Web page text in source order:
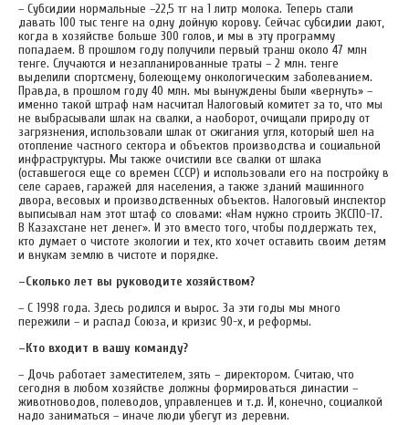
– Субсидии нормальные –22,5 тг на 1 литр молока. Теперь стали
давать 100 тыс тенге на одну дойную корову. Сейчас субсидии дают,
когда в хозяйстве больше 300 голов, и мы в эту программу
попадаем. В прошлом году получили первый транш около 47 млн
тенге. Случаются и незапланированные траты – 2 млн. тенге
выделили спортсмену, болеющему онкологическим заболеванием.
Правда, в прошлом году 40 млн. мы вынуждены были «вернуть» –
именно такой штраф нам насчитал Налоговый комитет за то, что мы
не выбрасывали шлак на свалки, а наоборот, очищали природу от
загрязнения, использовали шлак от сжигания угля, который шел на
отопление частного сектора и объектов производства и социальной
инфраструктуры. Мы также очистили все свалки от шлака
(оставшегося еще со времен СССР) и использовали его на постройку в
селе сараев, гаражей для населения, а также зданий машинного
двора, весовых и производственных объектов. Налоговый инспектор
выписывал нам этот штаф со словами: «Нам нужно строить ЭКСПО-17.
В Казахстане нет денег». И это вместо того, чтобы поддержать тех,
кто думает о чистоте экологии и тех, кто хочет оставить своим детям
и внукам землю в чистоте и порядке.
–Сколько лет вы руководите хозяйством?
– С 1998 года. Здесь родился и вырос. За эти годы мы много
пережили – и распад Союза, и кризис 90-х, и реформы.
–Кто входит в вашу команду?
– Дочь работает заместителем, зять – директором. Считаю, что
сегодня в любом хозяйстве должны формироваться династии –
животноводов, полеводов, управленцев и т.д. И, конечно, социалкой
надо заниматься – иначе люди убегут из деревни.